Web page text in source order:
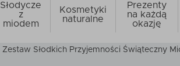
Słodycze
z
miodem
Kosmetyki
naturalne
Prezenty
na każdą
okazję
Zestaw Słodkich Przyjemności Świąteczny